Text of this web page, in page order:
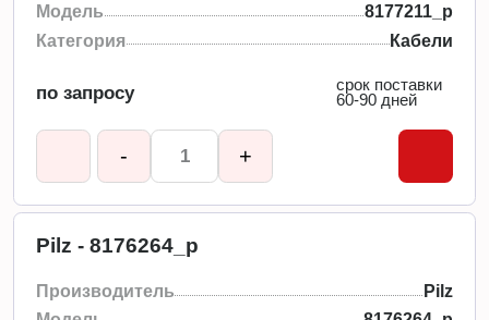
Модель
8177211_p
Категория
Кабели
по запросу
срок поставки
60-90 дней
- +
Pilz - 8176264_p
Производитель
Pilz